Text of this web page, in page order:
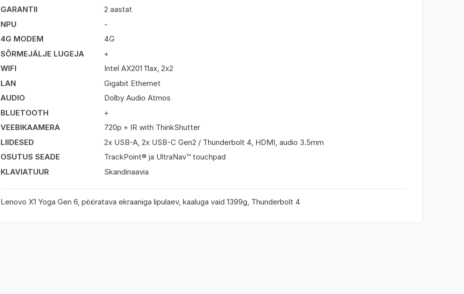
GARANTII
2 aastat
NPU
-
4G MODEM
4G
SÕRMEJÄLJE LUGEJA
+
WIFI
Intel AX201 11ax, 2x2
LAN
Gigabit Ethernet
AUDIO
Dolby Audio Atmos
BLUETOOTH
+
VEEBIKAAMERA
720p + IR with ThinkShutter
LIIDESED
2x USB-A, 2x USB-C Gen2 / Thunderbolt 4, HDMI, audio 3.5mm
OSUTUS SEADE
TrackPoint® ja UltraNav™ touchpad
KLAVIATUUR
Skandinaavia
Lenovo X1 Yoga Gen 6, pööratava ekraaniga lipulaev, kaaluga vaid 1399g, Thunderbolt 4